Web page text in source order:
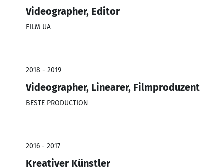
Videographer, Editor
FILM UA
2018 - 2019
Videographer, Linearer, Filmproduzent
BESTE PRODUCTION
2016 - 2017
Kreativer Künstler